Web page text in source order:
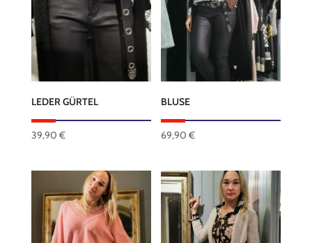
LEDER GÜRTEL
39,90 €
BLUSE
69,90€
Produkt
weist
mehrere
Varianten